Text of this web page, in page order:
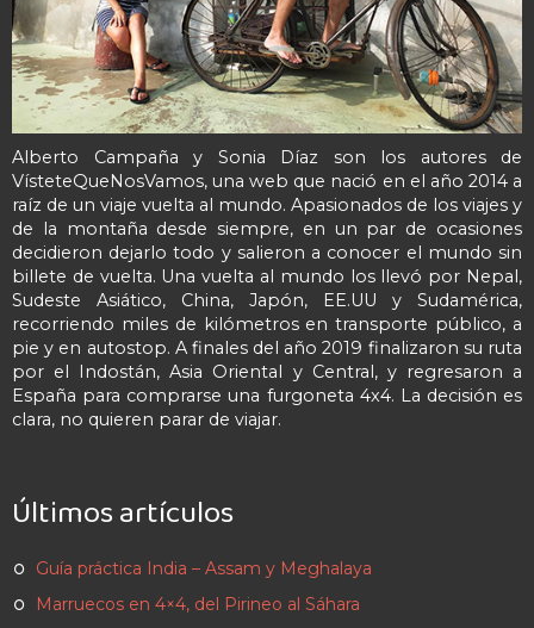
Alberto Campaña y Sonia Díaz son los autores de
VísteteQueNosVamos, una web que nació en el año 2014 a
raíz de un viaje vuelta al mundo. Apasionados de los viajes y
de la montaña desde siempre, en un par de ocasiones
decidieron dejarlo todo y salieron a conocer el mundo sin
billete de vuelta. Una vuelta al mundo los llevó por Nepal,
Sudeste Asiático, China, Japón, EE.UU y Sudamérica,
recorriendo miles de kilómetros en transporte público, a
pie y en autostop. A finales del año 2019 finalizaron su ruta
por el Indostán, Asia Oriental y Central, y regresaron a
España para comprarse una furgoneta 4x4. La decisión es
clara, no quieren parar de viajar.
Últimos artículos
Guía práctica India – Assam y Meghalaya
Marruecos en 4×4, del Pirineo al Sáhara